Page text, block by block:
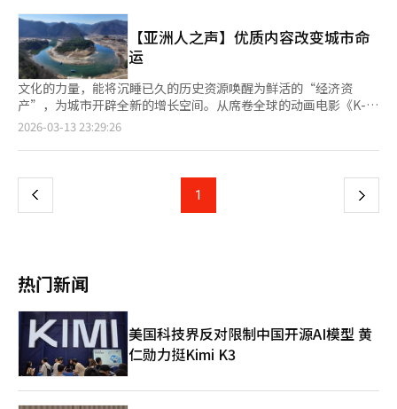
容的策划和编排。同时，基于观众数据进行广告关联的定制化内容
策划的K-FAST讨论也在进行中。 金委员表示：“为了寻找国内广
播媒体行业的新出路，需要积极利用像FAST这样的全球分销平台
的战略。”他强调，韩国广播媒体通信委员会将与相关部门紧密合
作，推动K-FAST生态系统的建设，提升国内广播媒体企业的分销
竞争力。※ 本报道经人工智能（AI）系统翻译与编辑。
争力。’” 他还表示：“我了解到，娱乐产业是将无形资产发展
为可持续产业和商业的重要领域，必须为创作者和艺术家建立基础
设施和创作生态系统，以便他们能够继续创作新的故事和作品。”
此外，节目还展示了从2004年获得戛纳电影节评审团大奖的朴赞
郁导演的《老男孩》，到2020年获得四项奥斯卡奖的奉俊昊导演
的《寄生虫》，CJ的支持和投资如何证明了其在全球电影节上的成
功。已美京在《寄生虫》获得奥斯卡最佳影片奖时表示：“我想说
的最重要的是，感谢热爱韩国电影的观众们，感谢你们对我们的电
影的支持和宝贵意见。” 在纪录片中，已美京表示：“我们意识
时，已美京在过去30年中推动了韩国文化产业的全球化。因其贡
献，他获得了多个奖项，包括：2022年奥斯卡电影博物馆支柱奖
（Academy Museum Pillar Award）、2022年国际艾美奖贡献奖
岛荣誉勋章（Ellis Island Medal of Honor）。※ 本报道经人工智
营销。此外，旅游发展局还与京东集团建立战略合作关系，依托其
近7亿用户规模，借助数据驱动的精准营销挖掘潜在出境旅游需
求；并与阿里巴巴旗下旅游平台飞猪达成合作，通过定向营销
及“韩国内容+旅游”产品开发，重点吸引自由行游客。 交通合作
方面，旅游发展局与中国邮轮企业阿多拉就扩大釜山、丽水等港口
停靠事宜展开磋商，并结合韩国丽水世界岛屿博览会契机，提出增
加丽水航线停靠方案，推动邮轮旅游与地方节庆联动发展。同时，
旅游发展局与中华航空推进战略合作，探讨开通大邱、清州等地方
机场包机航线，进一步扩大地方旅游客源。 与此同时，旅游发展
旅游淡季推出联合促销及多次访韩产品；并通过驻华5个办事处，
协同大韩航空及签证申请中心，打通航空供给、签证办理与本地营
台、邮轮、航空等多元渠道协同发力，切实扩大访韩需求，带动区
【亚洲人之声】优质内容改变城市命
运
文化的力量，能将沉睡已久的历史资源唤醒为鲜活的“经济资
产”，为城市开辟全新的增长空间。从席卷全球的动画电影《K-
POP：猎魔女团》引发的观影热潮、今年韩国首部突破千万观影人
员回归，韩国内容（K-内容）正以前所未有的影响力，重塑韩国旅
市政府已进入全面备战状态。为确保演出安全有序进行，首尔市调
配约3400名现场应对人员，并部署一系列安全管理措施——包括地
团》热潮带动，首尔月度外籍游客数量一度刷新历史纪录。首尔南
山塔、骆山公园等地标景点迅速跻身外籍游客热门打卡地，首尔的
国际吸引力进一步攀升。 与此同时，江原道宁越郡也因《与王生
活的男人》的热映蜕变为炙手可热的旅游目的地。随着影片口碑持
续发酵、跻身年度热门作品之列，这座昔日宁静的小城一跃成为韩
国最受瞩目的旅游胜地之一。 数据显示，影片主要取景地、朝鲜
王朝端宗流放之所——清泠浦的游客数量同比增长逾五倍，端宗陵
寝所在地庄陵的访客量更同比暴增近七倍。周末从清凉里站开往宁
2026-03-13 23:29:26
上
页
1 下
热门新闻
美国科技界反对限制中国开源AI模型 黄
仁勋力挺Kimi K3